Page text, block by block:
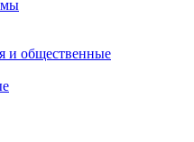
и общественные